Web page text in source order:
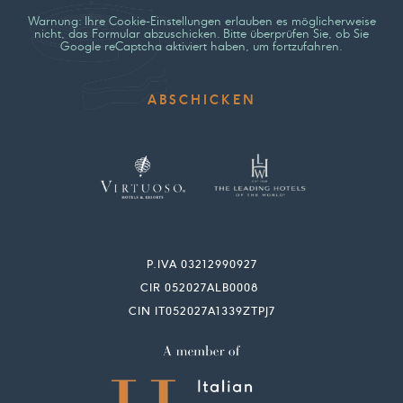
Warnung: Ihre Cookie-Einstellungen erlauben es möglicherweise
nicht, das Formular abzuschicken. Bitte überprüfen Sie, ob Sie
Google reCaptcha aktiviert haben, um fortzufahren.
P.IVA 03212990927
CIR 052027ALB0008
CIN IT052027A1339ZTPJ7